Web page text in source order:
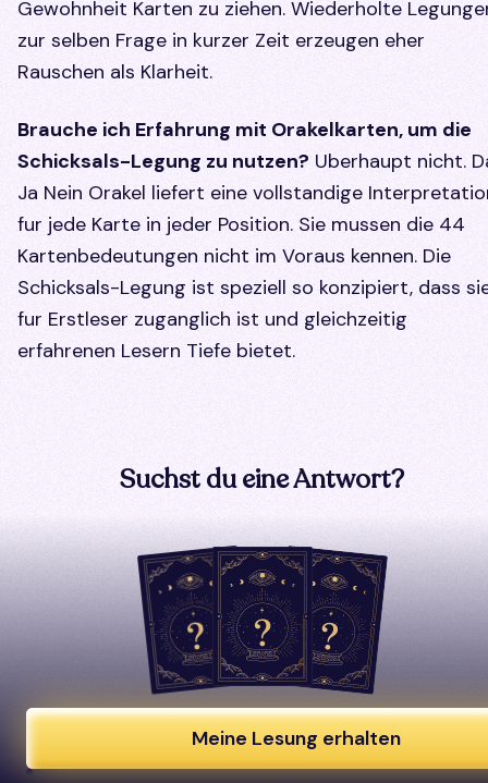
Gewohnheit Karten zu ziehen. Wiederholte
zur selben Frage in kurzer Zeit erzeugen eher
Rauschen als Klarheit.
Brauche ich Erfahrung mit Orakelkarten, um die
Schicksals-Legung zu nutzen? Uberhaupt nicht.
Ja Nein Orakel liefert eine vollstandige
fur jede Karte in jeder Position. Sie mussen die 44
Kartenbedeutungen nicht im Voraus kennen. Die
Schicksals-Legung ist speziell so konzipiert, dass
fur Erstleser zuganglich ist und gleichzeitig
erfahrenen Lesern Tiefe bietet.
Suchst du eine Antwort?
Meine Lesung erhalten